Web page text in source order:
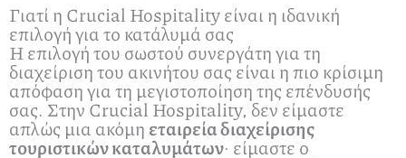
Γιατί η Crucial Hospitality είναι η ιδανική
επιλογή για το κατάλυμά σας
Η επιλογή του σωστού συνεργάτη για τη
διαχείριση του ακινήτου σας είναι η πιο κρίσιμη
απόφαση για τη μεγιστοποίηση της επένδυσής
σας. Στην Crucial Hospitality, δεν είμαστε
απλώς μια ακόμη εταιρεία διαχείρισης
τουριστικών καταλυμάτων· είμαστε ο